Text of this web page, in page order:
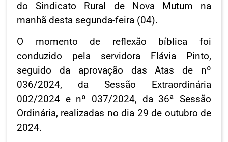
do Sindicato Rural de Nova Mutum na
manhã desta segunda-feira (04).
O momento de reflexão bíblica foi
conduzido pela servidora Flávia Pinto,
seguido da aprovação das Atas de nº
036/2024, da Sessão Extraordinária
002/2024 e nº 037/2024, da 36ª Sessão
Ordinária, realizadas no dia 29 de outubro de
2024.